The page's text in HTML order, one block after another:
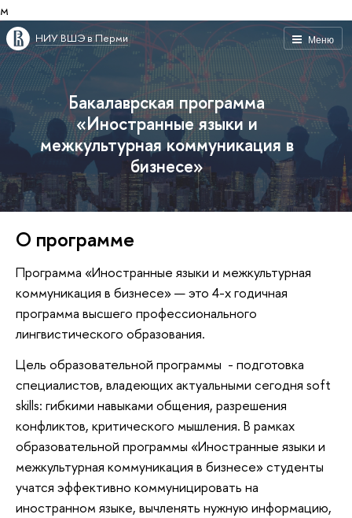
м
Меню
НИУ ВШЭ в Перми
Бакалаврская программа
«Иностранные языки и
межкультурная коммуникация в
бизнесе»
О программе
Программа «Иностранные языки и межкультурная
коммуникация в бизнесе» — это 4-х годичная
программа высшего профессионального
лингвистического образования.
Цель образовательной программы - подготовка
специалистов, владеющих актуальными сегодня soft
skills: гибкими навыками общения, разрешения
конфликтов, критического мышления. В рамках
образовательной программы «Иностранные языки и
межкультурная коммуникация в бизнесе» студенты
учатся эффективно коммуницировать на
иностранном языке, вычленять нужную информацию,